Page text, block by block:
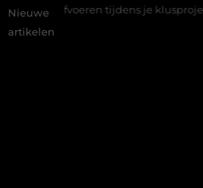
Nieuwe
artikelen
tijdens je klusproject in Oss